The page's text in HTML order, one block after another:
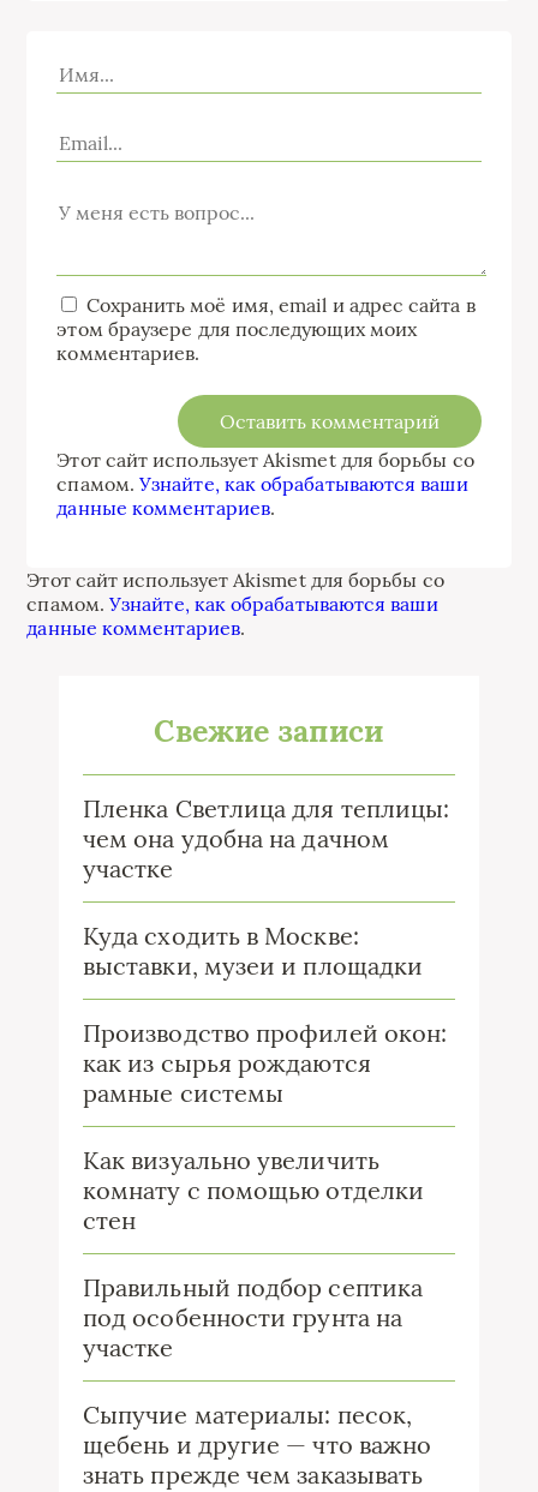
Сохранить моё имя, email и адрес сайта в
этом браузере для последующих моих
комментариев.
Этот сайт использует Akismet для борьбы со
спамом.Узнайте, как обрабатываются ваши
данные комментариев.
Этот сайт использует Akismet для борьбы со
спамом.Узнайте, как обрабатываются ваши
данные комментариев.
Свежие записи
Пленка Светлица для теплицы:
чем она удобна на дачном
участке
Куда сходить в Москве:
выставки, музеи и площадки
Производство профилей окон:
как из сырья рождаются
рамные системы
Как визуально увеличить
комнату с помощью отделки
стен
Правильный подбор септика
под особенности грунта на
участке
Сыпучие материалы: песок,
щебень и другие — что важно
знать прежде чем заказывать